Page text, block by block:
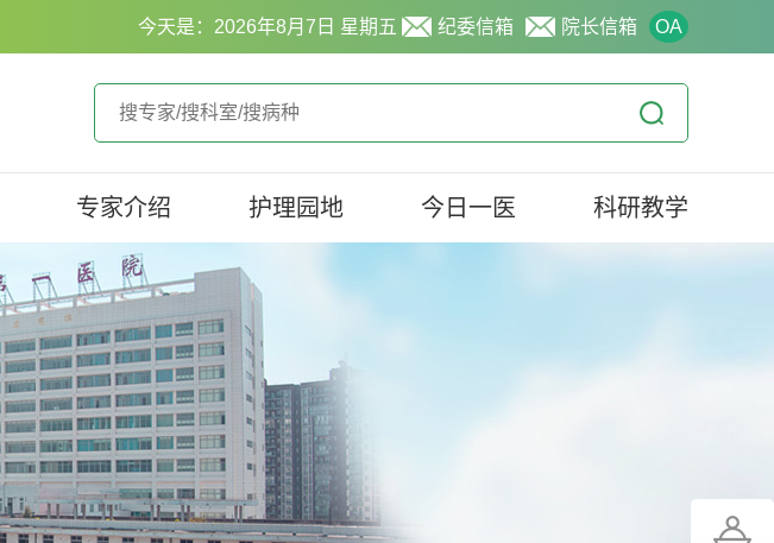
今天是：2026年8月7日 星期五 纪委信箱 院长信箱 OA
专家介绍 护理园地 今日一医 科研教学